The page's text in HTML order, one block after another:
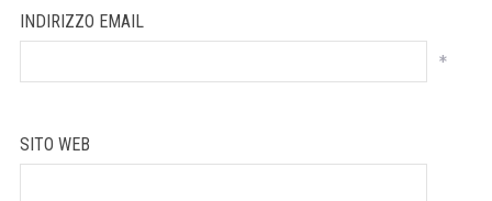
INDIRIZZO EMAIL
*
SITO WEB